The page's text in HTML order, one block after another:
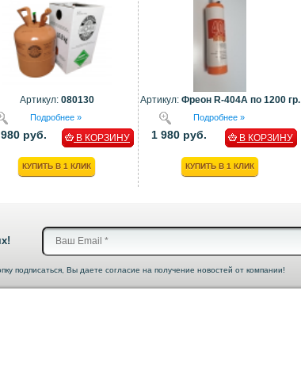
Артикул: 080130
Подробнее »
руб. В КОРЗИНУ
КУПИТЬ В 1 КЛИК
Артикул: Фреон R-404A по 1200 гр.
Подробнее »
1 980 руб. В КОРЗИНУ
КУПИТЬ В 1 КЛИК
подписаться, Вы даете согласие на получение новостей от компании!